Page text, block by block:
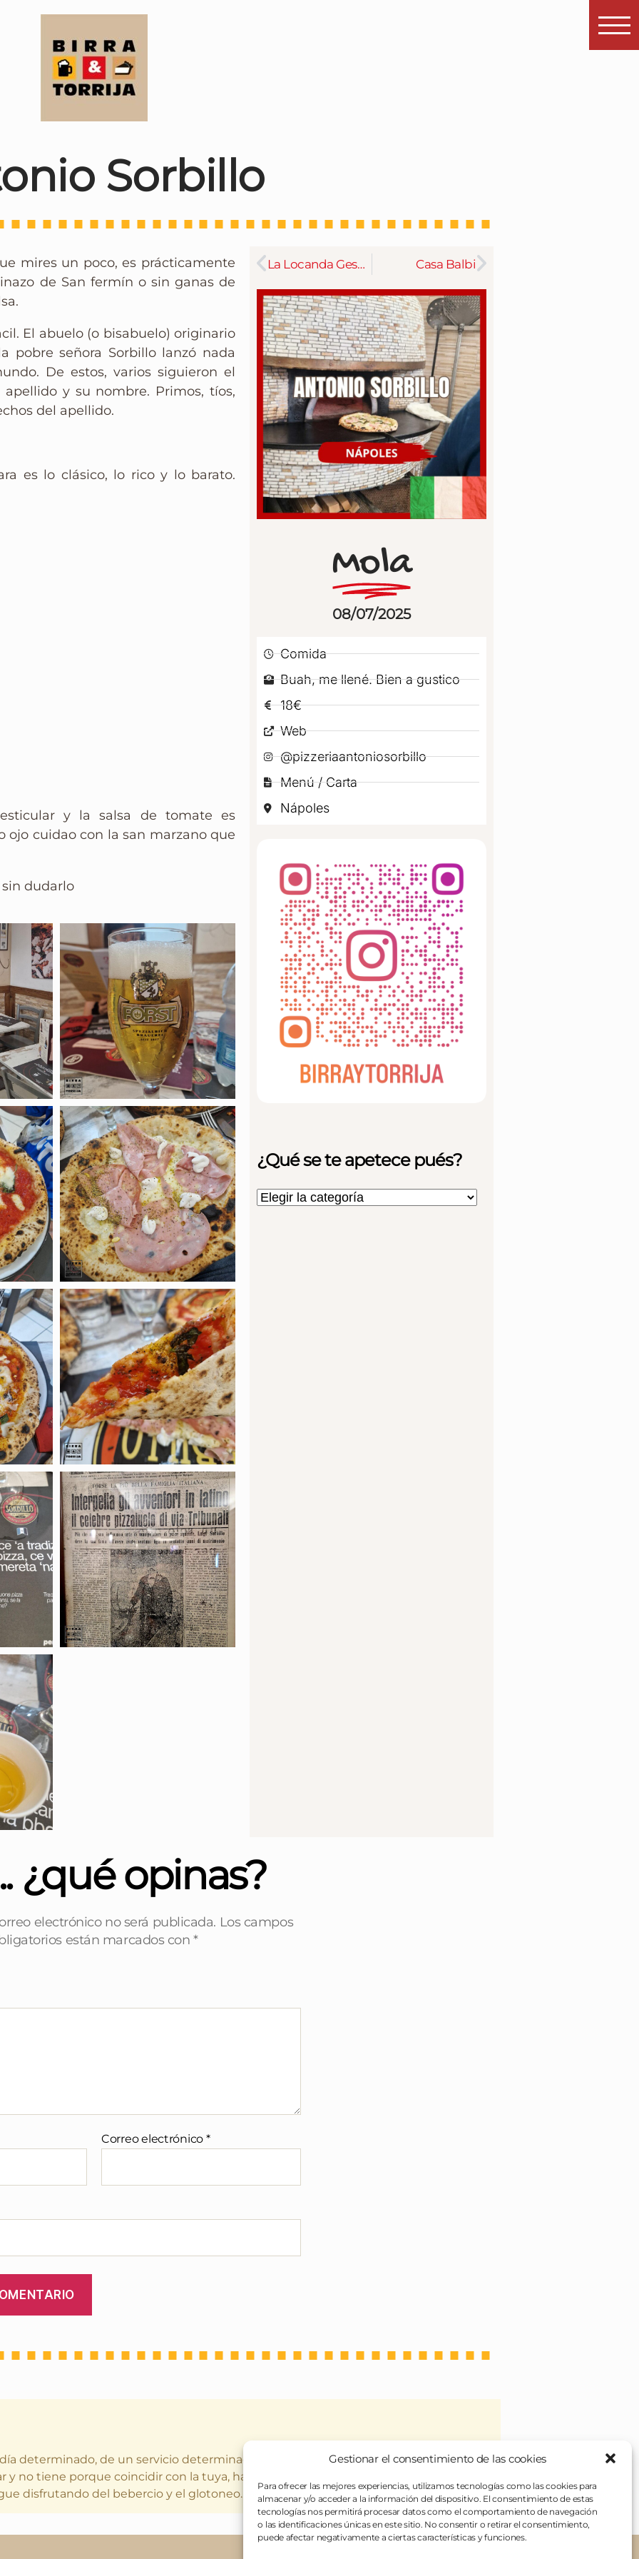
Gestionar el consentimiento de las cookies
Para ofrecer las mejores experiencias, utilizamos tecnologías como las cookies para
almacenar y/o acceder a la información del dispositivo. El consentimiento de estas
tecnologías nos permitirá procesar datos como el comportamiento de navegación
o las identificaciones únicas en este sitio. No consentir o retirar el consentimiento,
puede afectar negativamente a ciertas características y funciones.
Sorbillo
mires un poco, es prácticamente
de San fermín o sin ganas de
El abuelo (o bisabuelo) originario
pobre señora Sorbillo lanzó nada
De estos, varios siguieron el
y su nombre. Primos, tíos,
del apellido.
es lo clásico, lo rico y lo barato.
y la salsa de tomate es
ojo cuidao con la san marzano que
dudarlo
La Locanda Gesù Vecchio Casa Balbi
Mola
08/07/2025
Comida
Buah, me llené. Bien a gustico
18€
Web
@pizzeriaantoniosorbillo
Menú / Carta
Nápoles
¿Qué se te apetece pués?
¿qué opinas?
electrónico no será publicada. Los campos
están marcados con*
Correo electrónico *
determinado, de un servicio determinado (o varios a veces), de unos platos
no tiene porque coincidir con la tuya, hay gustos diferentes para todo. Si en algo
disfrutando del bebercio y el glotoneo.